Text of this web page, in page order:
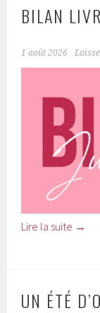
BILAN
1 août 2026
Lire la suite →
UN ÉTÉ